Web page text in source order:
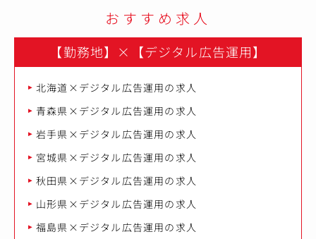
おすすめ求人
【勤務地】 × 【デジタル広告運用】
北海道×デジタル広告運用の求人
青森県×デジタル広告運用の求人
岩手県×デジタル広告運用の求人
宮城県×デジタル広告運用の求人
秋田県×デジタル広告運用の求人
山形県×デジタル広告運用の求人
福島県×デジタル広告運用の求人